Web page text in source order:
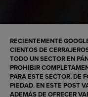
RECIENTEMENTE
CIENTOS DE
TODO UN SECTOR EN
PROHIBIR
PARA ESTE SECTOR, DE
PIEDAD. EN ESTE POST
ADEMÁS DE OFRECER